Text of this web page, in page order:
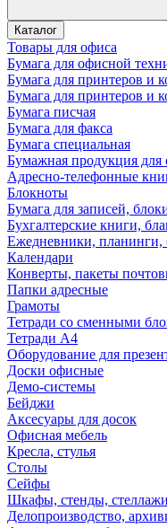
Каталог
Товары для офиса
Бумага для офисной
Бумага для принтеров и
Бумага для принтеров и
Бумага писчая
Бумага для факса
Бумага специальная
Бумажная продукция для
Адресно-телефонные
Блокноты
Бумага для записей,
Бухгалтерские книги,
Ежедневники, планинги,
Календари
Конверты, пакеты
Папки адресные
Грамоты
Тетради со сменными
Тетради А4
Оборудование для
Доски офисные
Демо-системы
Бейджи
Аксесуары для досок
Офисная мебель
Кресла, стулья
Столы
Сейфы
Шкафы, стенды, стеллажи
Делопроизводство,